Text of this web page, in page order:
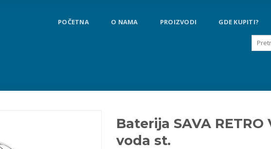
POČETNA O NAMA PROIZVODI GDE KUPITI?
Baterija SAVA
voda st.